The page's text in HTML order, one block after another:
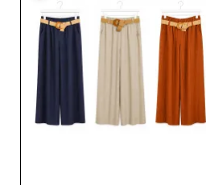
crecer su negocio.